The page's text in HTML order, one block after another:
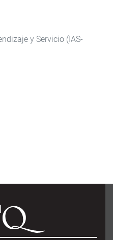
y Servicio (IAS-